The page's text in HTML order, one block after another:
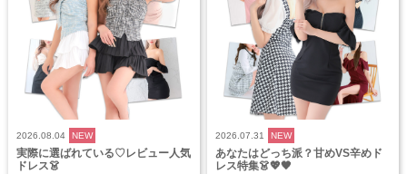
2026.08.04 NEW
実際に選ばれている♡レビュー人気
ドレス👗
2026.07.31 NEW
あなたはどっち派？甘めVS辛めド
レス特集👗💖🖤